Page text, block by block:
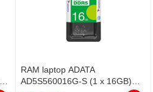
RAM laptop ADATA
AD5S560016G-S (1 x 16GB)